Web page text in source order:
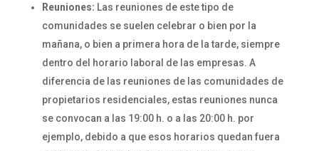
Reuniones: Las reuniones de este tipo de
comunidades se suelen celebrar o bien por la
mañana, o bien a primera hora de la tarde, siempre
dentro del horario laboral de las empresas. A
diferencia de las reuniones de las comunidades de
propietarios residenciales, estas reuniones nunca
se convocan a las 19:00 h. o a las 20:00 h. por
ejemplo, debido a que esos horarios quedan fuera